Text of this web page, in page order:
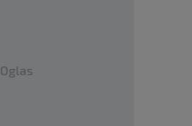
Oglas